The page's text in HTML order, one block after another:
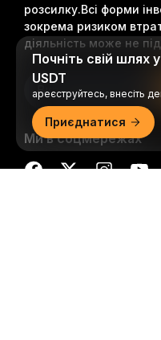
розсилку.Всі форми
зокрема ризиком
діяльність може не
Ми в соцмережах
Почніть свій шлях
USDT
ареєструйтесь, внесіть
Приєднатися